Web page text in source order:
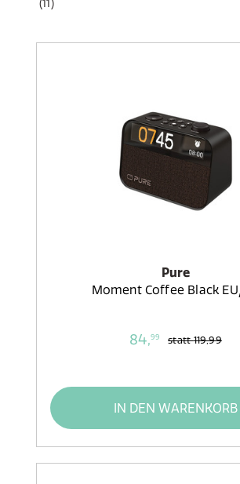
(11)
Pure
Moment Coffee Black
84,99 statt119,99
IN DEN WARENKORB